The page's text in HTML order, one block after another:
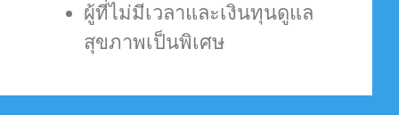
ผู้ที่ไม่มีเวลาและเงินทุนดูแล
สุขภาพเป็นพิเศษ